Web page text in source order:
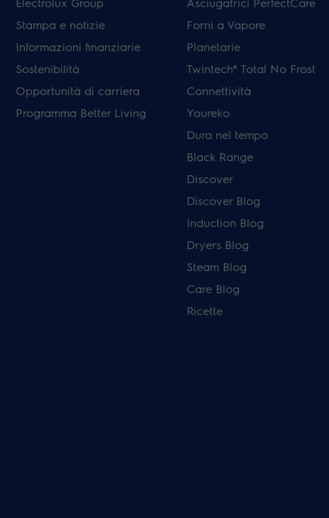
Stampa e notizie
Informazioni finanziarie
Sostenibilità
Opportunità di carriera
Programma Better Living
Forni a Vapore
Planetarie
Twintech® Total No Frost
Connettività
Youreko
Dura nel tempo
Black Range
Discover
Discover Blog
Induction Blog
Dryers Blog
Steam Blog
Care Blog
Ricette